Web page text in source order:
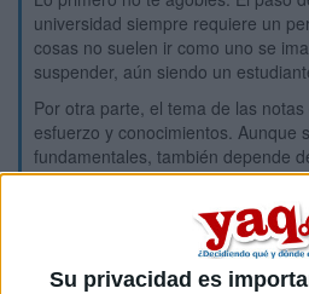
Su privacidad es
universidad siempre requiere un
cosas no suelen ir como uno se
suspender, aún siendo un
Por otra parte, el tema de las
esfuerzo y conocimientos. Aunque
fundamentales, también depende
del profesor. Por eso es
valora tu profesor, qué te da
Hablar con estudiantes que hayan
profesores es clave para
Cada profesor tiene su estilo a la